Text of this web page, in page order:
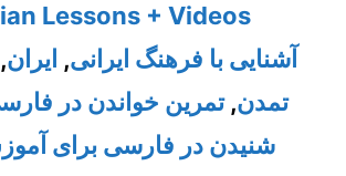
Lessons + Videos
آشنایی با فرهنگ ایرانی, ایران
تمدن,تمرین خواندن در
شنیدن در فارسی برای